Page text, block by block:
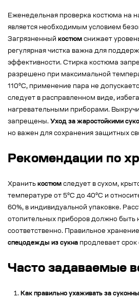
Еженедельная проверка костюма на
является необходимым условием
Загрязненный костюм снижает
регулярная чистка важна для
эффективности. Стирка костюма
разрешено при максимальной
110°С, применение пара не
следует в расправленном виде,
нагревательными приборами.
запрещены. Уход за жаростойкими
но важен для сохранения защитных
Рекомендации по
Хранить костюм следует в сухом,
температуре от 5°С до 40°С и
60%, в индивидуальной упаковке.
отопительных приборов должно быть
соответственно. Правильное хранение
спецодежды из сукна продлевает
Часто задаваемые
Как правильно ухаживать за